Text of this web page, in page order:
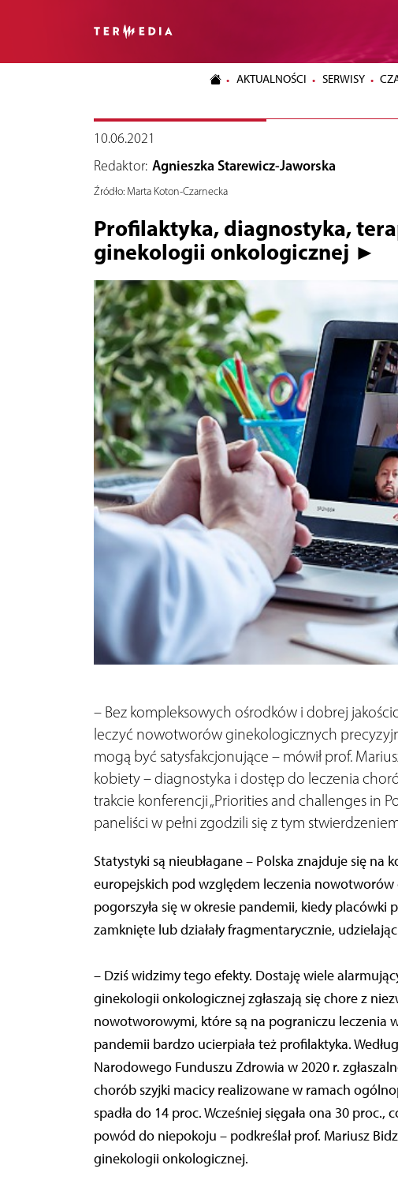
AKTUALNOŚCI SERWISY
10.06.2021
Redaktor: Agnieszka Starewicz-Jaworska
Źródło:Marta Koton-Czarnecka
Profilaktyka, diagnostyka,
ginekologii onkologicznej ►
– Bez kompleksowych ośrodków i dobrej
leczyć nowotworów ginekologicznych
mogą być satysfakcjonujące – mówił prof.
kobiety – diagnostyka i dostęp do leczenia
trakcie konferencji „Priorities and challenges in
paneliści w pełni zgodzili się z tym
Statystyki są nieubłagane – Polska znajduje się na
europejskich pod względem leczenia
pogorszyła się w okresie pandemii, kiedy
zamknięte lub działały fragmentarycznie,
– Dziś widzimy tego efekty. Dostaję wiele
ginekologii onkologicznej zgłaszają się chore z
nowotworowymi, które są na pograniczu leczenia
pandemii bardzo ucierpiała też profilaktyka.
Narodowego Funduszu Zdrowia w 2020 r.
chorób szyjki macicy realizowane w ramach
spadła do 14 proc. Wcześniej sięgała ona 30 proc.,
powód do niepokoju – podkreślał prof. Mariusz
ginekologii onkologicznej.